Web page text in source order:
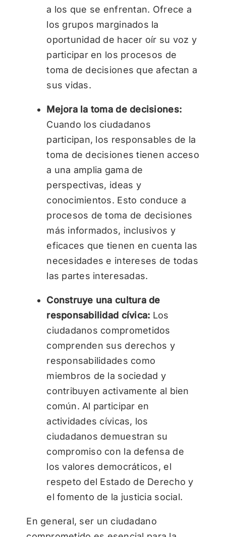
a los que se enfrentan. Ofrece a
los grupos marginados la
oportunidad de hacer oír su voz y
participar en los procesos de
toma de decisiones que afectan a
sus vidas.
Mejora la toma de decisiones:
Cuando los ciudadanos
participan, los responsables de la
toma de decisiones tienen acceso
a una amplia gama de
perspectivas, ideas y
conocimientos. Esto conduce a
procesos de toma de decisiones
más informados, inclusivos y
eficaces que tienen en cuenta las
necesidades e intereses de todas
las partes interesadas.
Construye una cultura de
responsabilidad cívica: Los
ciudadanos comprometidos
comprenden sus derechos y
responsabilidades como
miembros de la sociedad y
contribuyen activamente al bien
común. Al participar en
actividades cívicas, los
ciudadanos demuestran su
compromiso con la defensa de
los valores democráticos, el
respeto del Estado de Derecho y
el fomento de la justicia social.
En general, ser un ciudadano